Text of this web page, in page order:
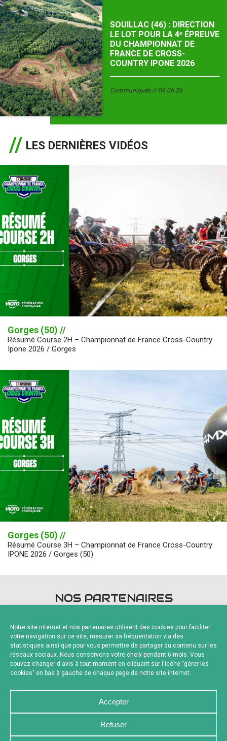
Notre site internet et nos partenaires utilisent des cookies pour faciliter
votre navigation sur ce site, mesurer sa fréquentation via des
statistiques ainsi que pour vous permettre de partager du contenu sur les
réseaux sociaux. Nous conservons votre choix pendant 6 mois. Vous
pouvez changer d'avis à tout moment en cliquant sur l'icône "gérer les
cookies" en bas à gauche de chaque page de notre site internet.
Accepter
Refuser
SOUILLAC (46) : DIRECTION
LE LOT POUR LA 4ᵉ ÉPREUVE
DU CHAMPIONNAT DE
FRANCE DE CROSS-
COUNTRY IPONE 2026
Communiqués 09.06.26
LES DERNIÈRES VIDÉOS
Gorges (50) //
Résumé Course 2H – Championnat de France Cross-Country
Ipone 2026 / Gorges
Gorges (50) //
Résumé Course 3H – Championnat de France Cross-Country
IPONE 2026 / Gorges (50)
NOS PARTENAIRES
Fournisseurs Officiels
NOUS CONTACTER MENTIONS LÉGALES